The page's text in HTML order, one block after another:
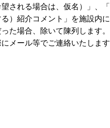
される場合は、仮名）」、
）紹介コメント」を施設内に
た場合、除いて陳列します。
メール等でご連絡いたします